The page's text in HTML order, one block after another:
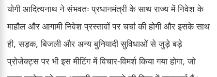
योगी आदित्यनाथ ने संभवतः प्रधानमंत्री के साथ राज्य में निवेश के
माहौल और आगामी निवेश प्रस्तावों पर चर्चा की होगी और इसके साथ
ही, सड़क, बिजली और अन्य बुनियादी सुविधाओं से जुड़े बड़े
प्रोजेक्ट्स पर भी इस मीटिंग में विचार-विमर्श किया गया होगा, जो